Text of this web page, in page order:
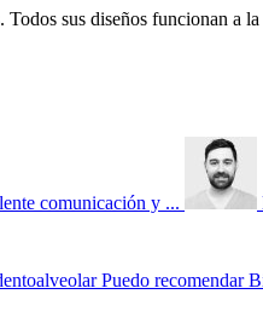
sus diseños funcionan a
comunicación y ...
Puedo recomendar